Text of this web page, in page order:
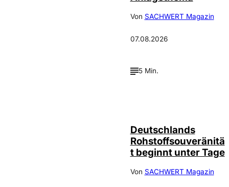
Von SACHWERT Magazin
07.08.2026
5 Min.
Deutschlands
Rohstoffsouveränitä
t beginnt unter Tage
Von SACHWERT Magazin